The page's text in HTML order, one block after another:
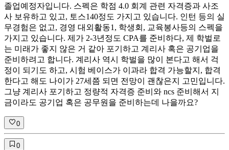
졸업예정자입니다. 스펙은 학점 4.0 회계 관련 자격증과 사조
사 보유하고 있고, 토스140정도 가지고 있습니다. 인턴 등의 실
무경험은 없고, 경영 대외활동1, 학생회, 교육봉사등의 스펙을
가지고 있습니다. 제가 2-3년정도 CPA를 준비하다, 제 학벌로
는 미래가 좋지 않은 거 같아 포기하고 계리사 혹은 공기업을
준비하려고 합니다. 계리사 역시 학벌을 많이 본다고 해서 걱
정이 되기도 하고, 시험 베이스가 이과라 합격 가능할지, 합격
한다고 해도 나이가 27세쯤 되면 전망이 괜찮은지 고민입니다.
그냥 계리사 포기하고 정량적 자격증 준비와 ncs 준비해서 지
금이라도 공기업 혹은 공무원을 준비하는데 나을까요?
0
0